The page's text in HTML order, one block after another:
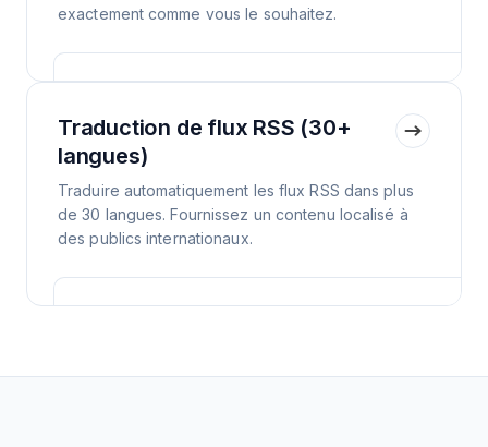
exactement comme vous le souhaitez.
Traduction de flux RSS (30+
langues)
Traduire automatiquement les flux RSS dans plus
de 30 langues. Fournissez un contenu localisé à
des publics internationaux.